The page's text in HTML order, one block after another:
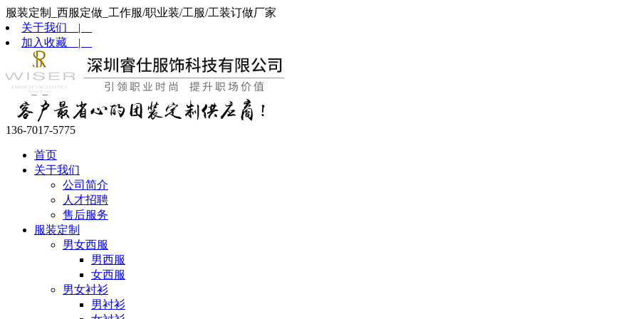
服装定制_西服定做_工作服/职业装/工服/工装订做厂家
关于我们 |
加入收藏 |
136-7017-5775
首页
关于我们
公司简介
人才招聘
售后服务
服装定制
男女西服
男西服
女西服
男女衬衫
男衬衫